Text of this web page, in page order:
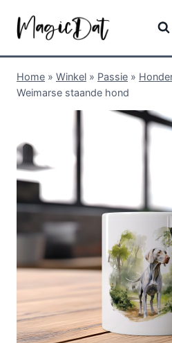
Home » Winkel » Passie »
Weimarse staande hond